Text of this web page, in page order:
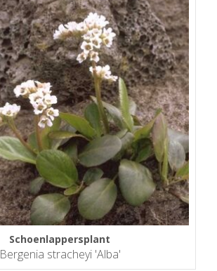
Schoenlappersplant
Bergenia stracheyi 'Alba'